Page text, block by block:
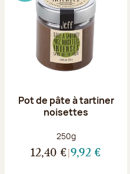
Pot de pâte à tartiner
noisettes
Poids net :
250g
12,40 € 9,92 €